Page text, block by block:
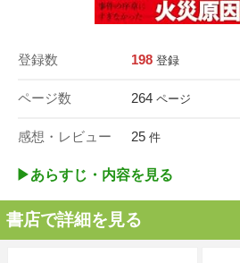
登録数 198 登録
ページ数 264 ページ
感想・レビュー 25 件
▶︎あらすじ・内容を見る
書店で詳細を見る